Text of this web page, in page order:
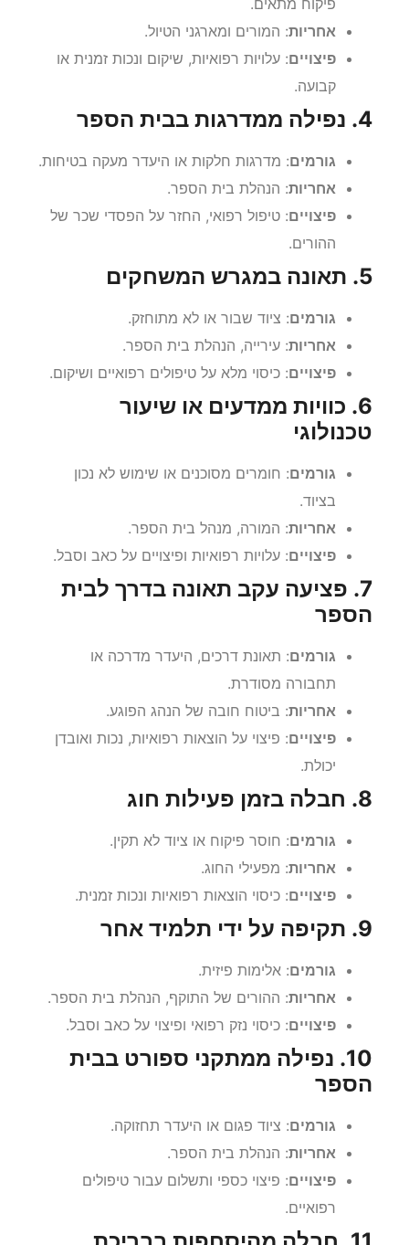
אחריות: המורים ומארגני הטיול.
פיצויים: עלויות רפואיות, שיקום ונכות זמנית או
קבועה.
4. נפילה ממדרגות בבית הספר
גורמים: מדרגות חלקות או היעדר מעקה בטיחות.
אחריות: הנהלת בית הספר.
פיצויים: טיפול רפואי, החזר על הפסדי שכר של
ההורים.
5. תאונה במגרש המשחקים
גורמים: ציוד שבור או לא מתוחזק.
אחריות: עירייה, הנהלת בית הספר.
פיצויים: כיסוי מלא על טיפולים רפואיים ושיקום.
6. כוויות ממדעים או שיעור
טכנולוגי
גורמים: חומרים מסוכנים או שימוש לא נכון
בציוד.
אחריות: המורה, מנהל בית הספר.
פיצויים: עלויות רפואיות ופיצויים על כאב וסבל.
7. פציעה עקב תאונה בדרך לבית
הספר
גורמים: תאונת דרכים, היעדר מדרכה או
תחבורה מסודרת.
אחריות: ביטוח חובה של הנהג הפוגע.
פיצויים: פיצוי על הוצאות רפואיות, נכות ואובדן
יכולת.
8. חבלה בזמן פעילות חוג
גורמים: חוסר פיקוח או ציוד לא תקין.
אחריות: מפעילי החוג.
פיצויים: כיסוי הוצאות רפואיות ונכות זמנית.
9. תקיפה על ידי תלמיד אחר
גורמים: אלימות פיזית.
אחריות: ההורים של התוקף, הנהלת בית הספר.
פיצויים: כיסוי נזק רפואי ופיצוי על כאב וסבל.
10. נפילה ממתקני ספורט בבית
הספר
גורמים: ציוד פגום או היעדר תחזוקה.
אחריות: הנהלת בית הספר.
פיצויים: פיצוי כספי ותשלום עבור טיפולים
רפואיים.